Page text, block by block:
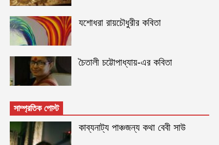
যশোধরা রায়চৌধুরীর কবিতা
চৈতালী চট্টোপাধ্যায়-এর কবিতা
সাম্প্রতিক পোস্ট
কাব্যনাট্য পাঞ্চজন্য কথা বেবী সাউ